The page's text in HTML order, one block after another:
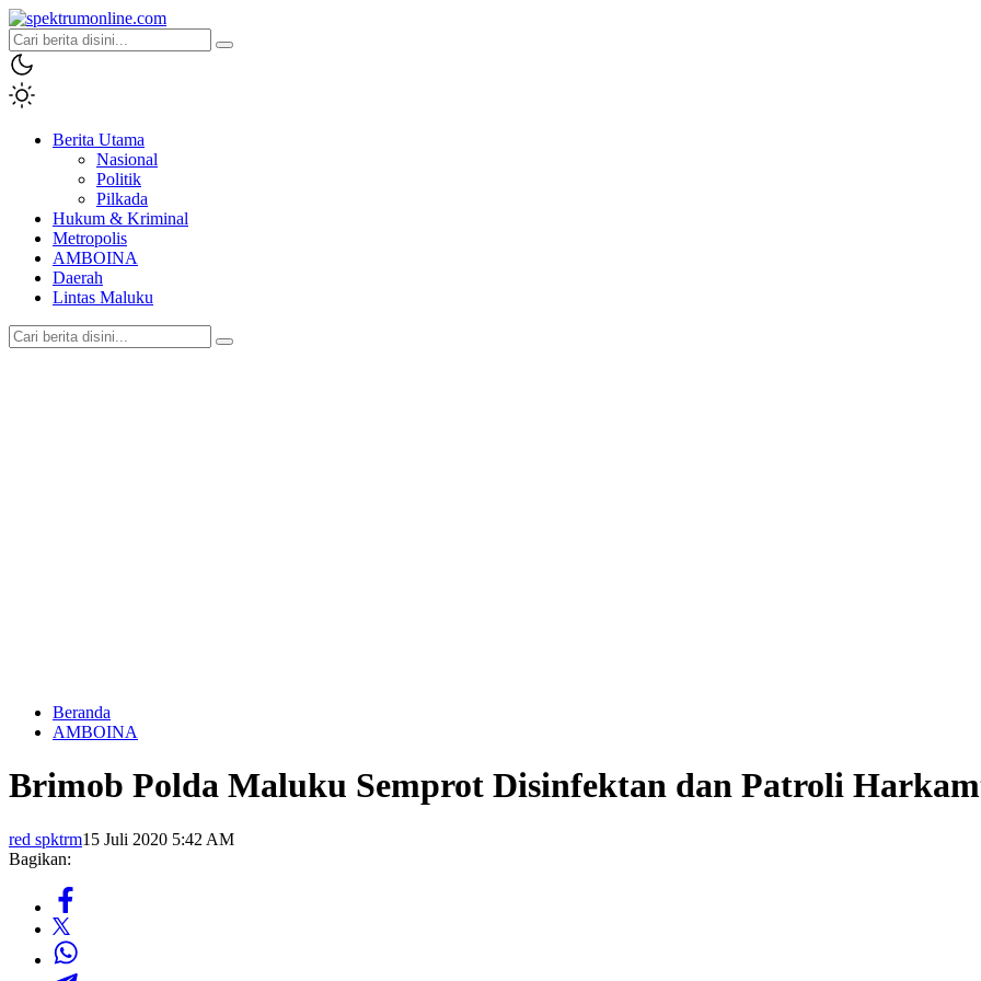
spektrumonline.com
Berita Utama
Nasional
Politik
Pilkada
Hukum & Kriminal
Metropolis
AMBOINA
Daerah
Lintas Maluku
Beranda
AMBOINA
Brimob Polda Maluku Semprot Disinfektan dan Patroli
red spktrm15 Juli 2020 5:42 AM
Bagikan: